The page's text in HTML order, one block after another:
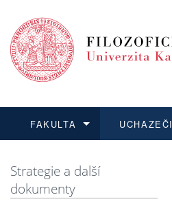
FAKULTA
Dozvědět se více
UCHAZEČI
Podat přihlášku
Dozvědět se více
Dozvědět se více
Dozvědět se více
Strategie a další
dokumenty